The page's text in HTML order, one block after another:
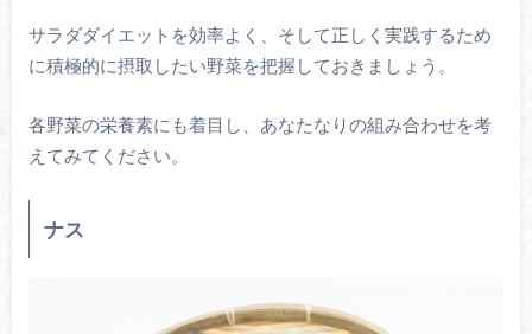
サラダダイエットを効率よく、そして正しく実践するため
に積極的に摂取したい野菜を把握しておきましょう。
各野菜の栄養素にも着目し、あなたなりの組み合わせを考
えてみてください。
ナス